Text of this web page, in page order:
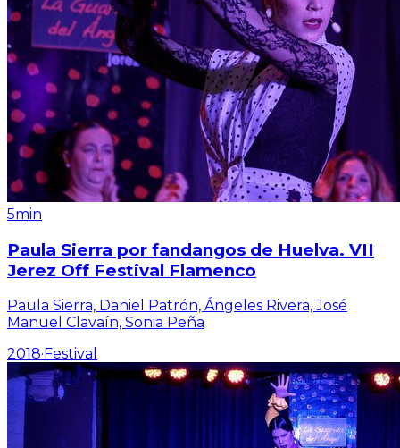
5min
Paula Sierra por fandangos de Huelva. VII
Jerez Off Festival Flamenco
Paula Sierra, Daniel Patrón, Ángeles Rivera, José
Manuel Clavaín, Sonia Peña
2018· Festival